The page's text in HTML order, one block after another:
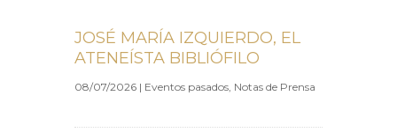
JOSÉ MARÍA IZQUIERDO, EL
ATENEÍSTA BIBLIÓFILO
08/07/2026 | Eventos pasados, Notas de Prensa